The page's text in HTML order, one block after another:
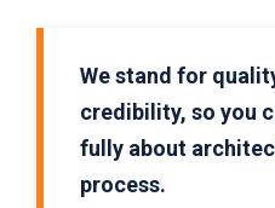
We stand for
credibility, so you
fully about
process.